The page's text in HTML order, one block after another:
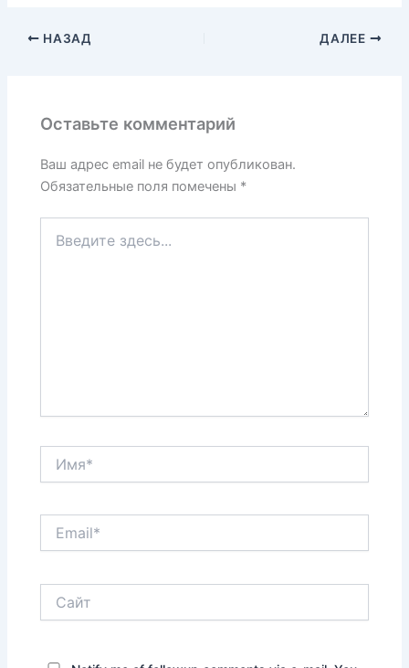
er
m
p
p
k т
НАЗАД ДАЛЕЕ
Оставьте комментарий
Ваш адрес email не будет опубликован.
Обязательные поля помечены *
здесь...